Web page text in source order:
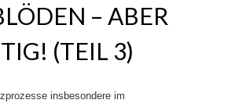
– ABER
(TEIL 3)
insbesondere im